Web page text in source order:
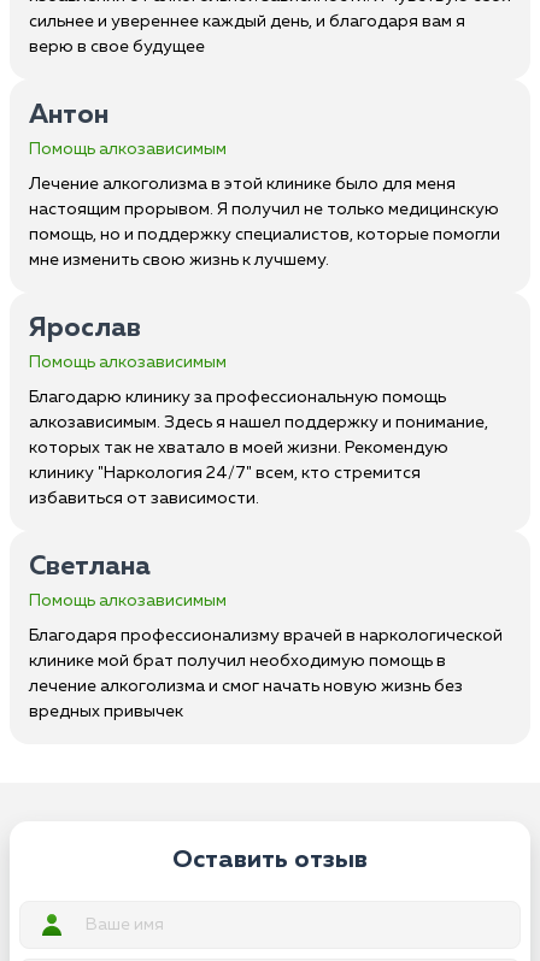
сильнее и увереннее каждый день, и благодаря вам я
верю в свое будущее
Антон
Помощь алкозависимым
Лечение алкоголизма в этой клинике было для меня
настоящим прорывом. Я получил не только медицинскую
помощь, но и поддержку специалистов, которые помогли
мне изменить свою жизнь к лучшему.
Ярослав
Помощь алкозависимым
Благодарю клинику за профессиональную помощь
алкозависимым. Здесь я нашел поддержку и понимание,
которых так не хватало в моей жизни. Рекомендую
клинику "Наркология 24/7" всем, кто стремится
избавиться от зависимости.
Светлана
Помощь алкозависимым
Благодаря профессионализму врачей в наркологической
клинике мой брат получил необходимую помощь в
лечение алкоголизма и смог начать новую жизнь без
вредных привычек
Оставить отзыв